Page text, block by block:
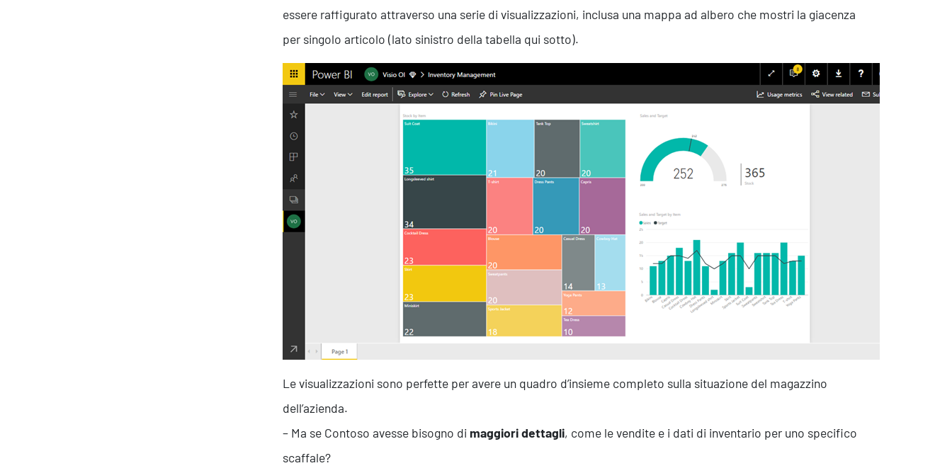
About Resolve Servizi Eventi
essere raffigurato attraverso una serie di visualizzazioni, inclusa una mappa ad albero che mostri la giacenza
per singolo articolo (lato sinistro della tabella qui sotto).
Le visualizzazioni sono perfette per avere un quadro d’insieme completo sulla situazione del magazzino
dell’azienda.
– Ma se Contoso avesse bisogno di maggiori dettagli, come le vendite e i dati di inventario per uno specifico
scaffale?